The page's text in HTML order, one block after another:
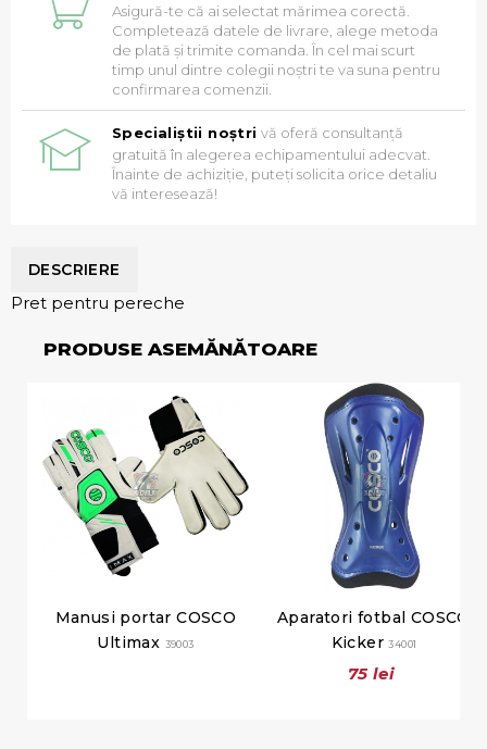
Asigură-te că ai selectat mărimea corectă.
Completează datele de livrare, alege metoda
de plată și trimite comanda. În cel mai scurt
timp unul dintre colegii noștri te va suna pentru
confirmarea comenzii.
Specialiștii noștri vă oferă consultanță
gratuită în alegerea echipamentului adecvat.
Înainte de achiziție, puteți solicita orice detaliu
vă interesează!
DESCRIERE
Pret pentru pereche
PRODUSE ASEMĂNĂTOARE
Manusi portar COSCO
Ultimax 39003
Aparatori fotbal COSCO
Kicker34001
75 lei